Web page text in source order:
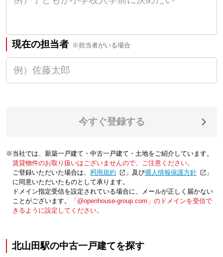
現在の担当者 ※担当者がいる場合
今すぐ登録する
※当社では、新築一戸建て・中古一戸建て・土地をご紹介しています。
賃貸物件のお取り扱いはございませんので、ご注意ください。
ご登録いただいた場合は、「利用規約 」及び「個人情報保護方針
」
に同意いただいたものとして承ります。
ドメイン指定受信を設定されている場合に、メールが正しく届かない
ことがございます。
「@openhouse-group.com」のドメインを受信で
きるように設定してください。
北山田駅の中古一戸建てを探す